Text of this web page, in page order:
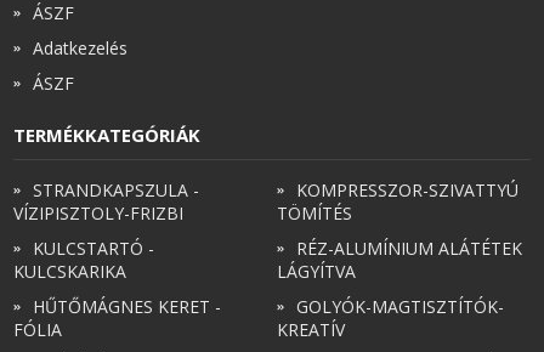
ÁSZF
Adatkezelés
ÁSZF
TERMÉKKATEGÓRIÁK
STRANDKAPSZULA -
VÍZIPISZTOLY-FRIZBI
KULCSTARTÓ -
KULCSKARIKA
HŰTŐMÁGNES KERET -
FÓLIA
KOMPRESSZOR-SZIVATTYÚ
TÖMÍTÉS
RÉZ-ALUMÍNIUM ALÁTÉTEK
LÁGYÍTVA
GOLYÓK-MAGTISZTÍTÓK-
KREATÍV